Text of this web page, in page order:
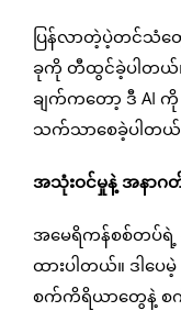
ပြန်လာတဲ့ပဲ့တင်သံတွ
ခုကို တီထွင်ခဲ့ပါတယ်။
ချက်ကတော့ ဒီ AI
သက်သာစေခဲ့ပါတယ်
အသုံးဝင်မှုနဲ့ အနာ
အမေရိကန်စစ်တပ်ရဲ့
ထားပါတယ်။ ဒါပ
စက်ကိရိယာတွေနဲ့ စ